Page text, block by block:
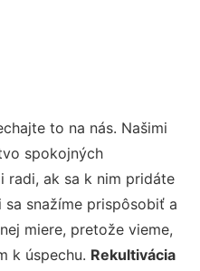
to na nás. Našimi
spokojných
radi, ak sa k nim pridáte
snažíme prispôsobiť a
miere, pretože vieme,
k úspechu. Rekultivácia